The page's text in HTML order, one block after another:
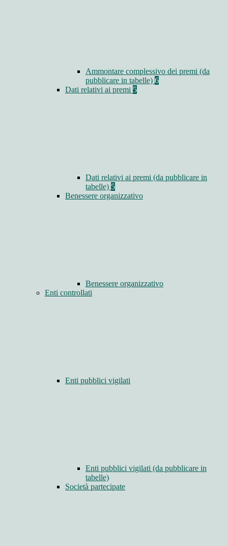
Ammontare complessivo dei premi (da
pubblicare in tabelle) 6
Dati relativi ai premi 5
Dati relativi ai premi (da pubblicare in
tabelle) 5
Benessere organizzativo
Benessere organizzativo
Enti controllati
Enti pubblici vigilati
Enti pubblici vigilati (da pubblicare in
tabelle)
Società partecipate